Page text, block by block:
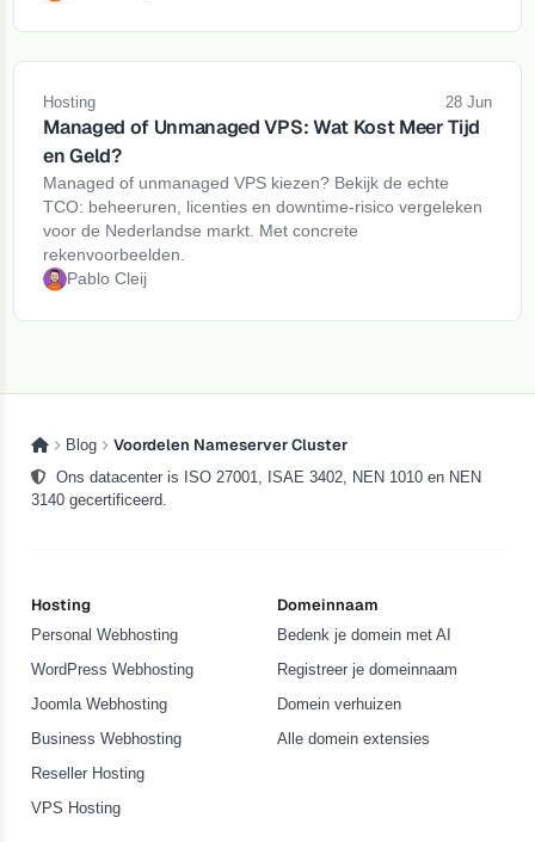
Hosting 28 Jun
Managed of Unmanaged VPS: Wat Kost Meer Tijd
en Geld?
Managed of unmanaged VPS kiezen? Bekijk de echte
TCO: beheeruren, licenties en downtime-risico vergeleken
voor de Nederlandse markt. Met concrete
rekenvoorbeelden.
Pablo Cleij
Blog Voordelen Nameserver Cluster
Ons datacenter is ISO 27001, ISAE 3402, NEN 1010 en NEN
3140 gecertificeerd.
Hosting
Personal Webhosting
WordPress Webhosting
Joomla Webhosting
Business Webhosting
Reseller Hosting
VPS Hosting
Domeinnaam
Bedenk je domein met AI
Registreer je domeinnaam
Domein verhuizen
Alle domein extensies